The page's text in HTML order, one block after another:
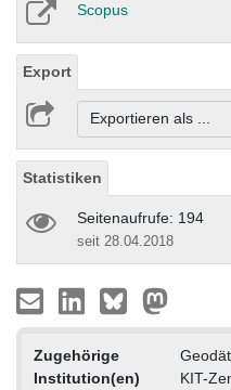
Scopus
Export
Exportieren als ...
Statistiken
Seitenaufrufe: 194
seit 28.04.2018
Zugehörige
Institution(en)
KIT-